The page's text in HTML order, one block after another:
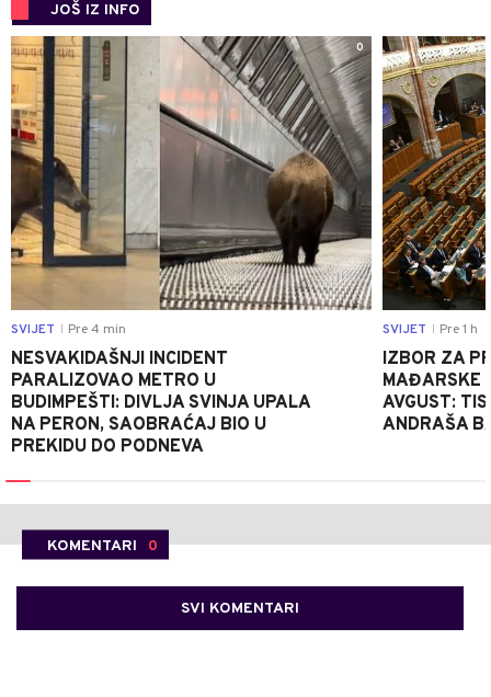
JOŠ IZ INFO
0
SVIJET Pre 4 min
NESVAKIDAŠNJI INCIDENT
PARALIZOVAO METRO U
BUDIMPEŠTI: DIVLJA SVINJA UPALA
NA PERON, SAOBRAĆAJ BIO U
PREKIDU DO PODNEVA
SVIJET Pre 1 h
IZBOR ZA
MAĐARSKE
AVGUST:
ANDRAŠA
KOMENTARI 0
SVI KOMENTARI